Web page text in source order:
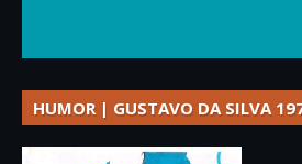
HUMOR | GUSTAVO DA SILVA